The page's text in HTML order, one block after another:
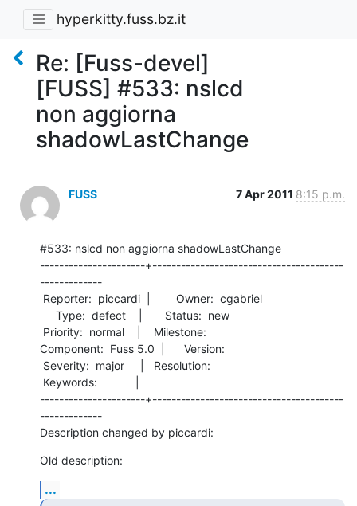
hyperkitty.fuss.bz.it
Re: [Fuss-devel]
[FUSS] #533: nslcd
non aggiorna
shadowLastChange
FUSS 7 Apr 2011 8:15 p.m.
#533: nslcd non aggiorna shadowLastChange
----------------------+----------------------------------------
-------------
Component:  Fuss 5.0  |      Version:
----------------------+----------------------------------------
-------------
Description changed by piccardi:
Old description:
...